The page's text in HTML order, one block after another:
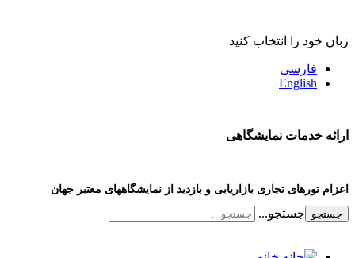
زبان خود را انتخاب کنید
فارسی
English
ارائه خدمات نمایشگاهی
اعزام تورهای تجاری بازاریابی و بازدید از نمایشگاههای معتبر جهان
جستجو جستجو...